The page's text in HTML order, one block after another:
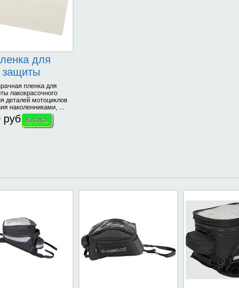
для
защиты
пленка для
лакокрасочного
деталей мотоциклов
наколенниками, ...
руб